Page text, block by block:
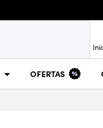
OFERTAS